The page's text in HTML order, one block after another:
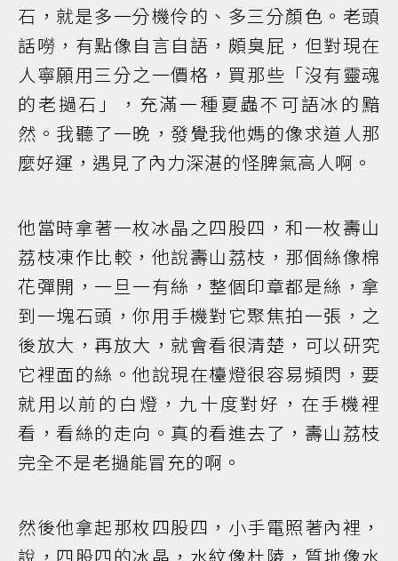
石，就是多一分機伶的、多三分顏色。老頭
話嘮，有點像自言自語，頗臭屁，但對現在
人寧願用三分之一價格，買那些「沒有靈魂
的老撾石」，充滿一種夏蟲不可語冰的黯
然。我聽了一晚，發覺我他媽的像求道人那
麼好運，遇見了內力深湛的怪脾氣高人啊。
他當時拿著一枚冰晶之四股四，和一枚壽山
荔枝凍作比較，他說壽山荔枝，那個絲像棉
花彈開，一旦一有絲，整個印章都是絲，拿
到一塊石頭，你用手機對它聚焦拍一張，之
後放大，再放大，就會看很清楚，可以研究
它裡面的絲。他說現在檯燈很容易頻閃，要
就用以前的白燈，九十度對好，在手機裡
看，看絲的走向。真的看進去了，壽山荔枝
完全不是老撾能冒充的啊。
然後他拿起那枚四股四，小手電照著內裡，
說，四股四的冰晶，水紋像杜陵，質地像水